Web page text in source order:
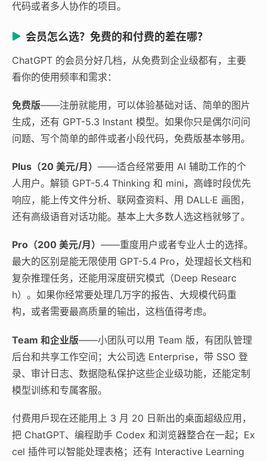
代码或者多人协作的项目。
会员怎么选？免费的和付费的差在哪？
ChatGPT 的会员分好几档，从免费到企业级都有，主要
看你的使用频率和需求：
免费版——注册就能用，可以体验基础对话、简单的图片
生成，还有 GPT-5.3 Instant 模型。如果你只是偶尔问问
问题、写个简单的邮件或者小段代码，免费版基本够用。
Plus（20 美元/月） ——适合经常要用 AI 辅助工作的个
人用户。解锁 GPT-5.4 Thinking 和 mini，高峰时段优先
响应，能上传文件分析、联网查资料、用 DALL·E 画图，
还有高级语音对话功能。基本上大多数人选这档就够了。
Pro（200 美元/月） ——重度用户或者专业人士的选择。
最大的区别是能无限使用 GPT-5.4 Pro，处理超长文档和
复杂推理任务，还能用深度研究模式（Deep Researc
h）。如果你经常要处理几万字的报告、大规模代码重
构，或者需要最高质量的输出，这档值得考虑。
Team 和企业版——小团队可以用 Team 版，有团队管理
后台和共享工作空间；大公司选 Enterprise，带 SSO 登
录、审计日志、数据隐私保护这些企业级功能，还能定制
模型训练和专属客服。
付费用戶现在还能用上 3 月 20 日新出的桌面超级应用，
把 ChatGPT、编程助手 Codex 和浏览器整合在一起；Ex
cel 插件可以智能处理表格；还有 Interactive Learning